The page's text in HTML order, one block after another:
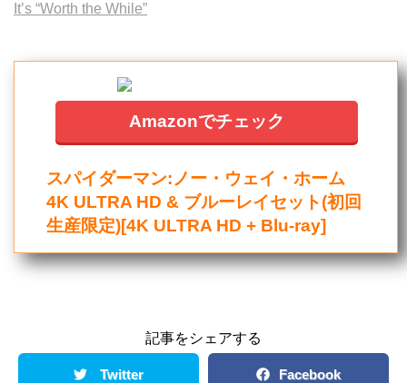
It’s “Worth the While”
Amazonでチェック
スパイダーマン:ノー・ウェイ・ホーム
4K ULTRA HD & ブルーレイセット(初回
生産限定)[4K ULTRA HD + Blu-ray]
記事をシェアする
Twitter Facebook